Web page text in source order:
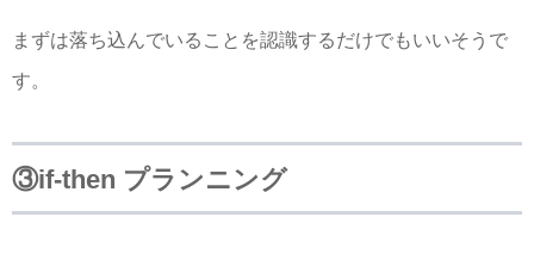
まずは落ち込んでいることを認識するだけでもいいそうで
す。
③if-then プランニング